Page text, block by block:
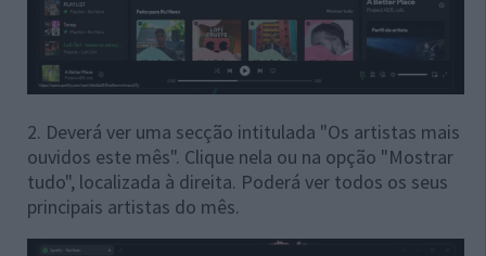
2. Deverá ver uma secção intitulada "Os artistas mais
ouvidos este mês". Clique nela ou na opção "Mostrar
tudo", localizada à direita. Poderá ver todos os seus
principais artistas do mês.